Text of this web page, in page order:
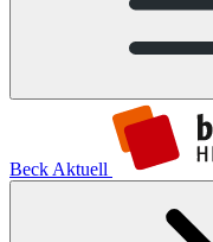
Beck Aktuell